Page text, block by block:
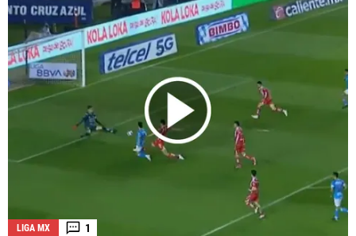
LIGA MX 1